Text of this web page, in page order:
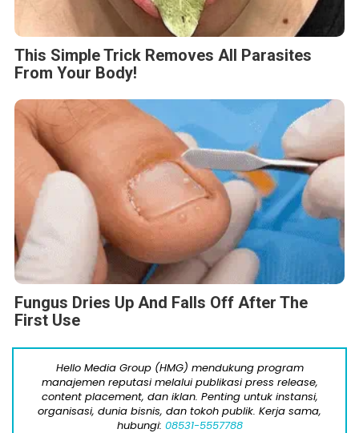
This Simple Trick Removes All Parasites
From Your Body!
Fungus Dries Up And Falls Off After The
First Use
Hello Media Group (HMG) mendukung program
manajemen reputasi melalui publikasi press release,
content placement, dan iklan. Penting untuk instansi,
organisasi, dunia bisnis, dan tokoh publik. Kerja sama,
hubungi: 08531-5557788